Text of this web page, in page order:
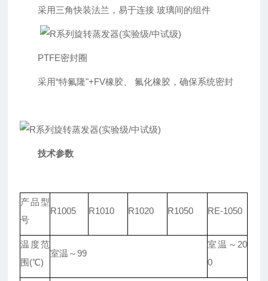
采用三角快装法兰，易于连接 玻璃间的组件
PTFE密封圈
采用“特氟隆"+FV橡胶、 氟化橡胶，确保系统密封
技术参数
产品型
号
R1005 R1010 R1020 R1050 RE-1050
温度范
围(℃)
室温～99
室温～20
0